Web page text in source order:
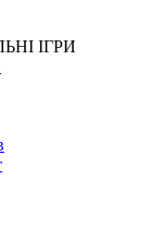
ІГРИ